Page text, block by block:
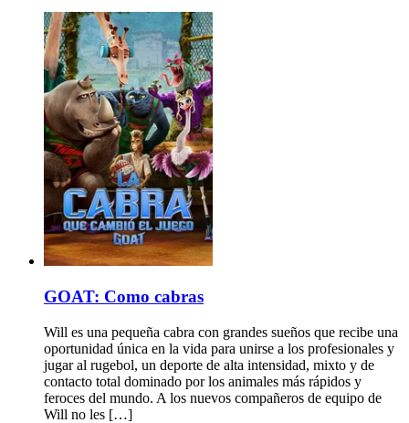
GOAT: Como cabras
Will es una pequeña cabra con grandes sueños que recibe una
oportunidad única en la vida para unirse a los profesionales y
jugar al rugebol, un deporte de alta intensidad, mixto y de
contacto total dominado por los animales más rápidos y
feroces del mundo. A los nuevos compañeros de equipo de
Will no les […]